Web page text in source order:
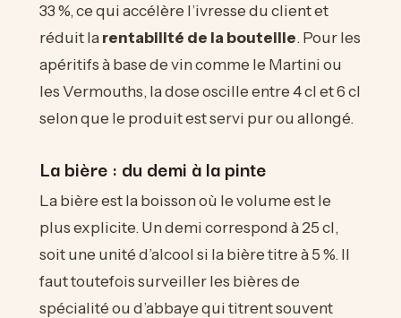
33 %, ce qui accélère l’ivresse du client et
réduit larentabilité de la bouteille. Pour les
apéritifs à base de vin comme le Martini ou
les Vermouths, la dose oscille entre 4 cl et 6 cl
selon que le produit est servi pur ou allongé.
La bière : du demi à la pinte
La bière est la boisson où le volume est le
plus explicite. Un demi correspond à 25 cl,
soit une unité d’alcool si la bière titre à 5 %. Il
faut toutefois surveiller les bières de
spécialité ou d’abbaye qui titrent souvent